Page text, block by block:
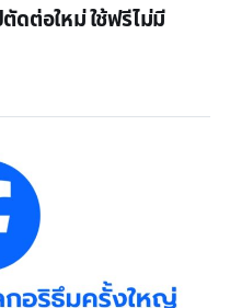
ดต่อใหม่ ใช้ฟรีไม่มี